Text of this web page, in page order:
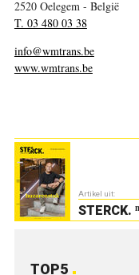
2520 Oelegem - België
T. 03 480 03 38
info@wmtrans.be
www.wmtrans.be
Artikel uit:
STERCK.
TOP5